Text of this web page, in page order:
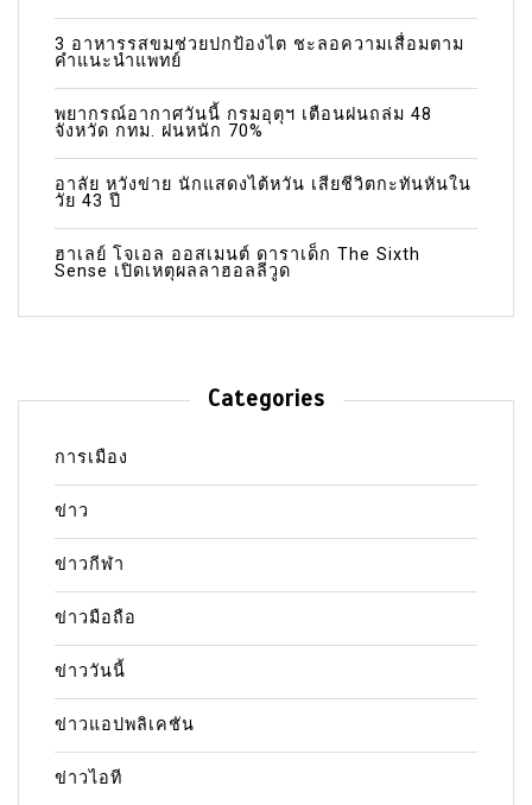
3 อาหารรสขมช่วยปกป้องไต ชะลอความเสื่อมตาม
คำแนะนำแพทย์
พยากรณ์อากาศวันนี้ กรมอุตุฯ เตือนฝนถล่ม 48
จังหวัด กทม. ฝนหนัก 70%
อาลัย หวังข่าย นักแสดงไต้หวัน เสียชีวิตกะทันหันใน
วัย 43 ปี
ฮาเลย์ โจเอล ออสเมนต์ ดาราเด็ก The Sixth
Sense เปิดเหตุผลลาฮอลลีวูด
Categories
การเมือง
ข่าว
ข่าวกีฬา
ข่าวมือถือ
ข่าววันนี้
ข่าวแอปพลิเคชัน
ข่าวไอที